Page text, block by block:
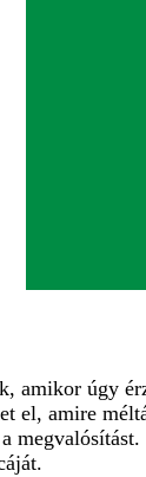
amikor úgy
el, amire
megvalósítást.